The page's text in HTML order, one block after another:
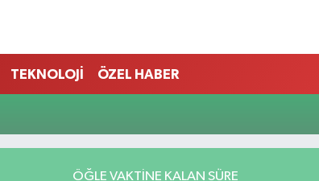
TEKNOLOJİ ÖZEL HABER
ÖĞLE VAKTINE KALAN SÜRE